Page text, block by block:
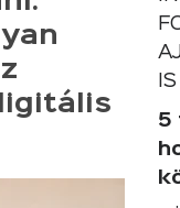
5